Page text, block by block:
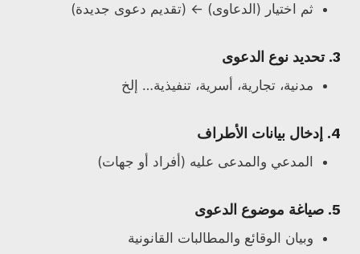
ثم اختيار (الدعاوى) ← (تقديم دعوى جديدة)
3. تحديد نوع الدعوى
مدنية، تجارية، أسرية، تنفيذية… إلخ
4. إدخال بيانات الأطراف
المدعي والمدعى عليه (أفراد أو جهات)
5. صياغة موضوع الدعوى
وبيان الوقائع والمطالبات القانونية